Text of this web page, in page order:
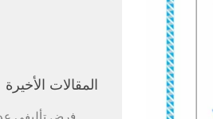
المقالات الأخيرة